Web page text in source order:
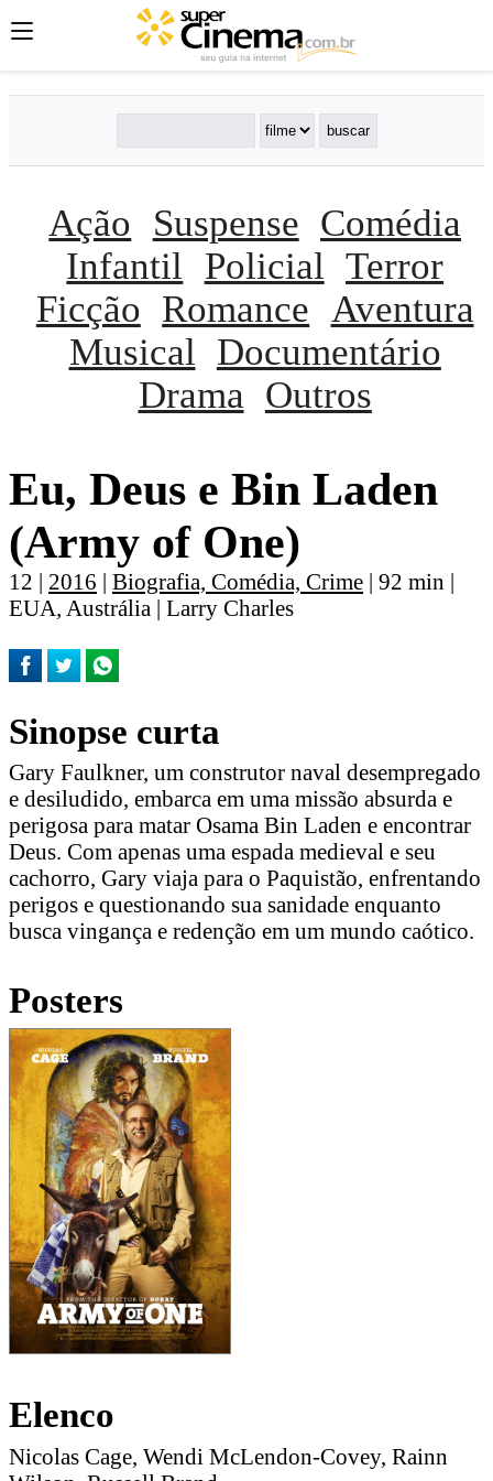
Ação Suspense Comédia
Infantil
Policial Terror
Ficção Romance Aventura
Musical
Documentário
Drama Outros
Eu, Deus e Bin Laden
(Army of One)
12 | 2016 | Biografia, Comédia, Crime | 92 min |
EUA, Austrália | Larry Charles
Sinopse curta
Gary Faulkner, um construtor naval desempregado
e desiludido, embarca em uma missão absurda e
perigosa para matar Osama Bin Laden e encontrar
Deus. Com apenas uma espada medieval e seu
cachorro, Gary viaja para o Paquistão, enfrentando
perigos e questionando sua sanidade enquanto
busca vingança e redenção em um mundo caótico.
Posters
Elenco
Nicolas Cage, Wendi McLendon-Covey, Rainn